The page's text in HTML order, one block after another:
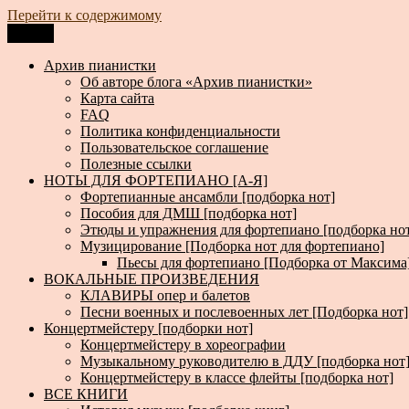
Перейти к содержимому
Архив пианистки
Всё для пианистов: ноты, книги, музыка, статьи…
Архив пианистки
Об авторе блога «Архив пианистки»
Карта сайта
FAQ
Политика конфиденциальности
Пользовательское соглашение
Полезные ссылки
НОТЫ ДЛЯ ФОРТЕПИАНО [А-Я]
Фортепианные ансамбли [подборка нот]
Пособия для ДМШ [подборка нот]
Этюды и упражнения для фортепиано [подборка
Музицирование [Подборка нот для фортепиано]
Пьесы для фортепиано [Подборка от
ВОКАЛЬНЫЕ ПРОИЗВЕДЕНИЯ
КЛАВИРЫ опер и балетов
Песни военных и послевоенных лет [Подборка нот]
Концертмейстеру [подборки нот]
Концертмейстеру в хореографии
Музыкальному руководителю в ДДУ [подборка нот]
Концертмейстеру в классе флейты [подборка нот]
ВСЕ КНИГИ